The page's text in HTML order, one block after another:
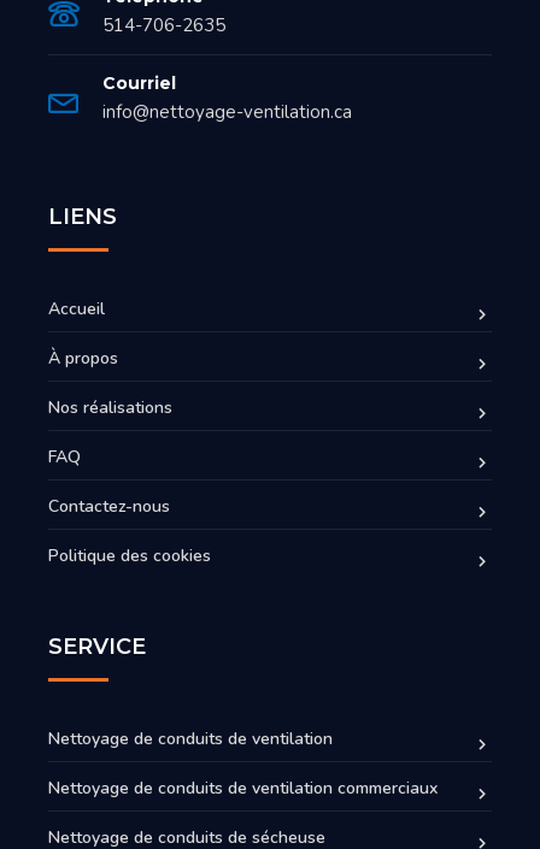
514-706-2635
Courriel
info@nettoyage-ventilation.ca
LIENS
Accueil
À propos
Nos réalisations
FAQ
Contactez-nous
Politique des cookies
SERVICE
Nettoyage de conduits de ventilation
Nettoyage de conduits de ventilation commerciaux
Nettoyage de conduits de sécheuse